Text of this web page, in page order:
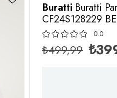
Buratti Buratti
CF24S128229
0.0
₺499,99